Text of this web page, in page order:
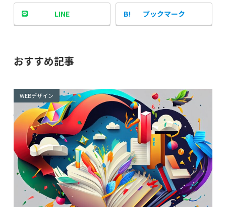
LINE ブックマーク
おすすめ記事
WEBデザイン